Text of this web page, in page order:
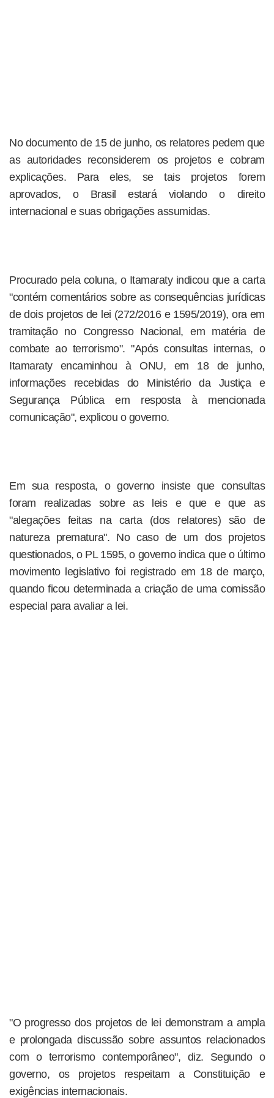
No documento de 15 de junho, os relatores pedem que
as autoridades reconsiderem os projetos e cobram
explicações. Para eles, se tais projetos forem
aprovados, o Brasil estará violando o direito
internacional e suas obrigações assumidas.
Procurado pela coluna, o Itamaraty indicou que a carta
"contém comentários sobre as consequências jurídicas
de dois projetos de lei (272/2016 e 1595/2019), ora em
tramitação no Congresso Nacional, em matéria de
combate ao terrorismo". "Após consultas internas, o
Itamaraty encaminhou à ONU, em 18 de junho,
informações recebidas do Ministério da Justiça e
Segurança Pública em resposta à mencionada
comunicação", explicou o governo.
Em sua resposta, o governo insiste que consultas
foram realizadas sobre as leis e que e que as
"alegações feitas na carta (dos relatores) são de
natureza prematura". No caso de um dos projetos
questionados, o PL 1595, o governo indica que o último
movimento legislativo foi registrado em 18 de março,
quando ficou determinada a criação de uma comissão
especial para avaliar a lei.
"O progresso dos projetos de lei demonstram a ampla
e prolongada discussão sobre assuntos relacionados
com o terrorismo contemporâneo", diz. Segundo o
governo, os projetos respeitam a Constituição e
exigências internacionais.